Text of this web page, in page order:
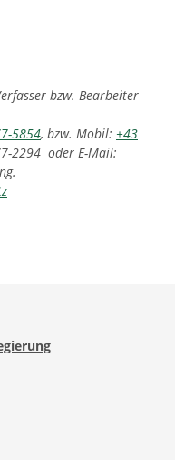
bzw. Bearbeiter
5854, bzw. Mobil: +43
2294 oder E-Mail: